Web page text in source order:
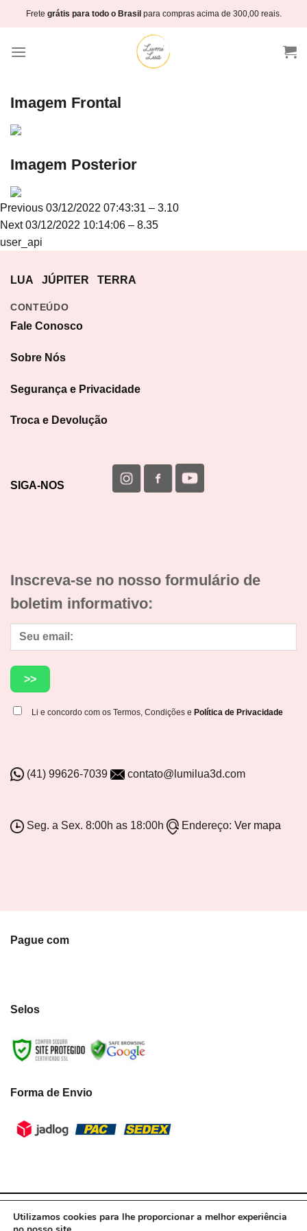
to
Frete grátis para todo o Brasilpara compras acima de 300,00 reais.
Imagem Frontal
Imagem Posterior
Navegação
de
Post
Previous Previous
post:
03/12/2022 07:43:31 – 3.10
Next Next
post:
03/12/2022 10:14:06 – 8.35
user_api
LUA JÚPITER TERRA
CONTEÚDO
Fale Conosco
Sobre Nós
Segurança e Privacidade
Troca e Devolução
SIGA-NOS
Inscreva-se no nosso formulário de
boletim informativo:
Li e concordo com os Termos, Condições e Política de Privacidade
(41) 99626-7039 contato@lumilua3d.com
Seg. a Sex. 8:00h as 18:00h Endereço: Ver mapa
Pague com
Selos
Forma de Envio
LumiLua3D - CNPJ:39.433.787/0001-10 © Todos os direitos reservados.
2021
Utilizamos cookies para lhe proporcionar a melhor experiência